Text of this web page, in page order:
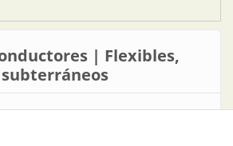
| Flexibles,